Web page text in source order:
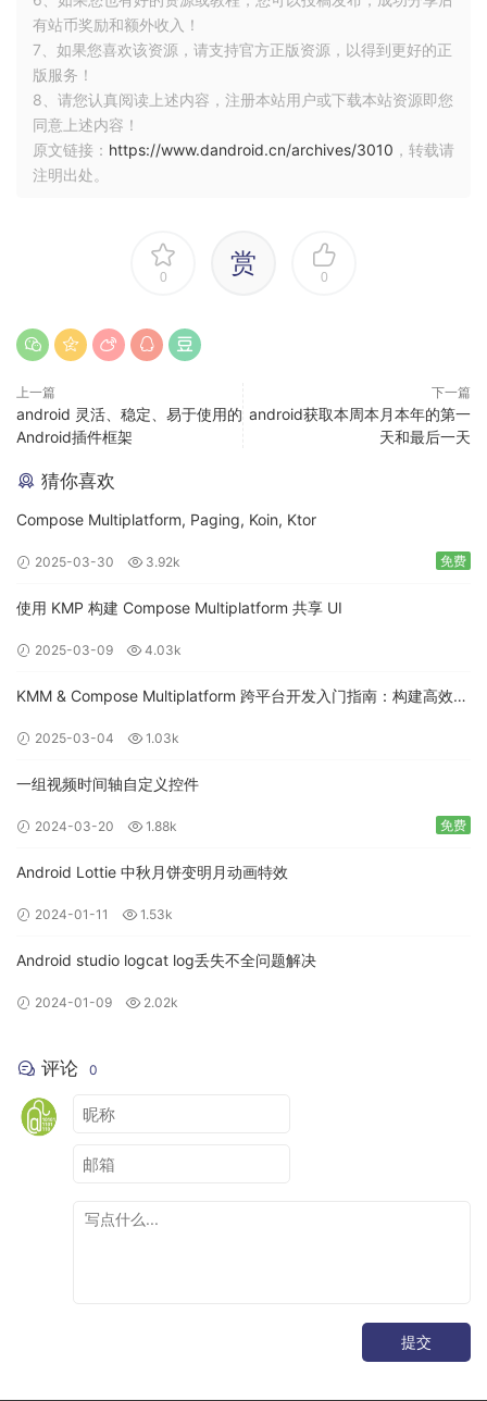
有站币奖励和额外收入！
7、如果您喜欢该资源，请支持官方正版资源，以得到更好的正
版服务！
8、请您认真阅读上述内容，注册本站用户或下载本站资源即您
同意上述内容！
原文链接： https://www.dandroid.cn/archives/3010 ，转载请
注明出处。
0 赏 0
上一篇
android 灵活、稳定、易于使用的
Android插件框架
下一篇
android获取本周本月本年的第一
天和最后一天
猜你喜欢
Compose Multiplatform, Paging, Koin, Ktor
2025-03-30 3.92k 免费
使用 KMP 构建 Compose Multiplatform 共享 UI
2025-03-09 4.03k
KMM & Compose Multiplatform 跨平台开发入门指南：构建高效的
2025-03-04 1.03k
一组视频时间轴自定义控件
2024-03-20 1.88k 免费
Android Lottie 中秋月饼变明月动画特效
2024-01-11 1.53k
Android studio logcat log丢失不全问题解决
2024-01-09 2.02k
评论 0
提交